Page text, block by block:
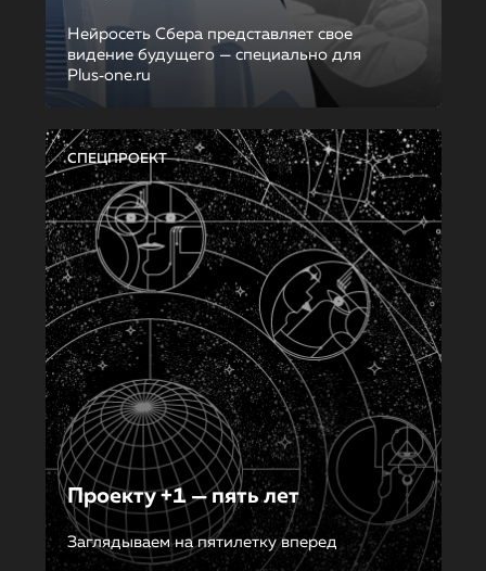
Нейросеть Сбера представляет свое
видение будущего — специально для
Plus‑one.ru
СПЕЦПРОЕКТ
Проекту +1 — пять лет
Заглядываем на пятилетку вперед